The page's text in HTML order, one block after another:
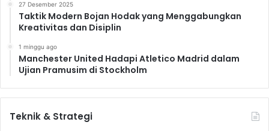
27 Desember 2025
Taktik Modern Bojan Hodak yang Menggabungkan
Kreativitas dan Disiplin
1 minggu ago
Manchester United Hadapi Atletico Madrid dalam
Ujian Pramusim di Stockholm
Teknik & Strategi